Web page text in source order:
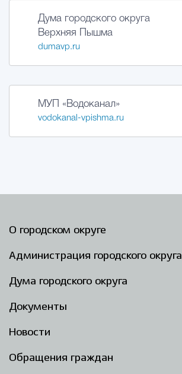
Дума городского округа
Верхняя Пышма
dumavp.ru
МУП «Водоканал»
vodokanal-vpishma.ru
О городском округе
Администрация городского округа
Дума городского округа
Документы
Новости
Обращения граждан